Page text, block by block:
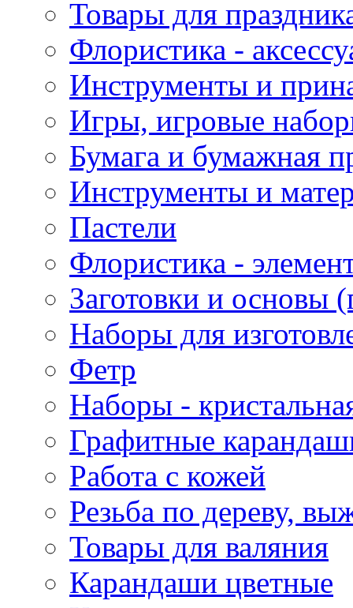
Товары для
Флористика -
Инструменты и
Игры, игровые
Бумага и бумажная
Инструменты и
Пастели
Флористика -
Заготовки и основы
Наборы для
Фетр
Наборы -
Графитные
Работа с кожей
Резьба по дереву,
Товары для валяния
Карандаши цветные